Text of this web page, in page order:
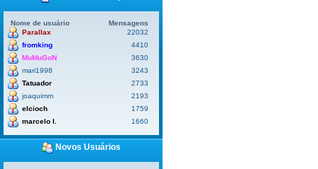
Nome de usuário
Mensagens
Parallax
22032
fromking
4410
MuMuGoN
3630
mari1998
3243
Tatuador
2733
joaquimm
2193
elcioch
1759
marcelo l.
1660
Novos Usuários